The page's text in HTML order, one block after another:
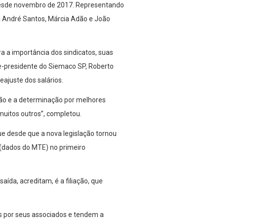
novembro de 2017. Representando
Santos, Márcia Adão e João
a importância dos sindicatos, suas
do Siemaco SP, Roberto
dos salários.
e a determinação por melhores
outros”, completou.
desde que a nova legislação tornou
do MTE) no primeiro
acreditam, é a filiação, que
seus associados e tendem a